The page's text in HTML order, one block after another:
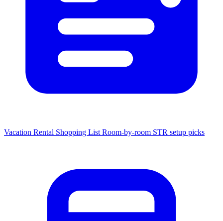
Vacation Rental Shopping List Room-by-room STR setup picks